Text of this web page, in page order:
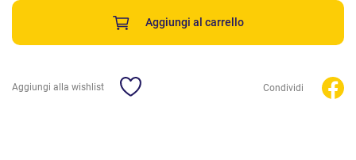
Aggiungi al carrello
Aggiungi alla wishlist Condividi